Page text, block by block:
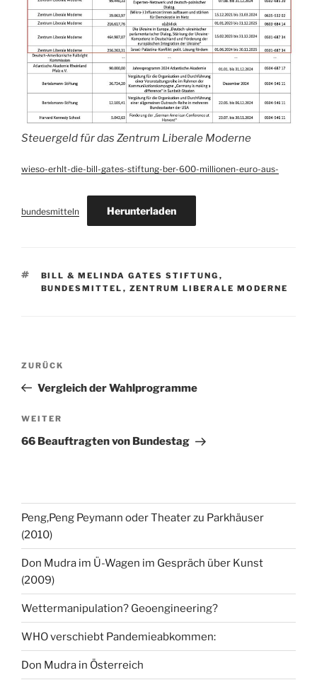
Steuergeld für das Zentrum Liberale Moderne
wieso-erhlt-die-bill-gates-stiftung-ber-600-millionen-euro-aus-
bundesmitteln Herunterladen
SCHLAGWÖRTER
BILL & MELINDA GATES STIFTUNG ,
BUNDESMITTEL , ZENTRUM LIBERALE MODERNE
Beitragsnavigation
Vorheriger
Beitrag
ZURÜCK
Vergleich der Wahlprogramme
Nächster
Beitrag
WEITER
66 Beauftragten von Bundestag
Peng,Peng Peymann oder Theater zu Parkhäuser
(2010)
Don Mudra im Ü-Wagen im Gespräch über Kunst
(2009)
Wettermanipulation? Geoengineering?
WHO verschiebt Pandemieabkommen:
Don Mudra in Österreich